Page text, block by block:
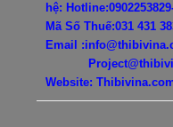
hệ:
Mã Số Thuế:031 431
Email
Website: